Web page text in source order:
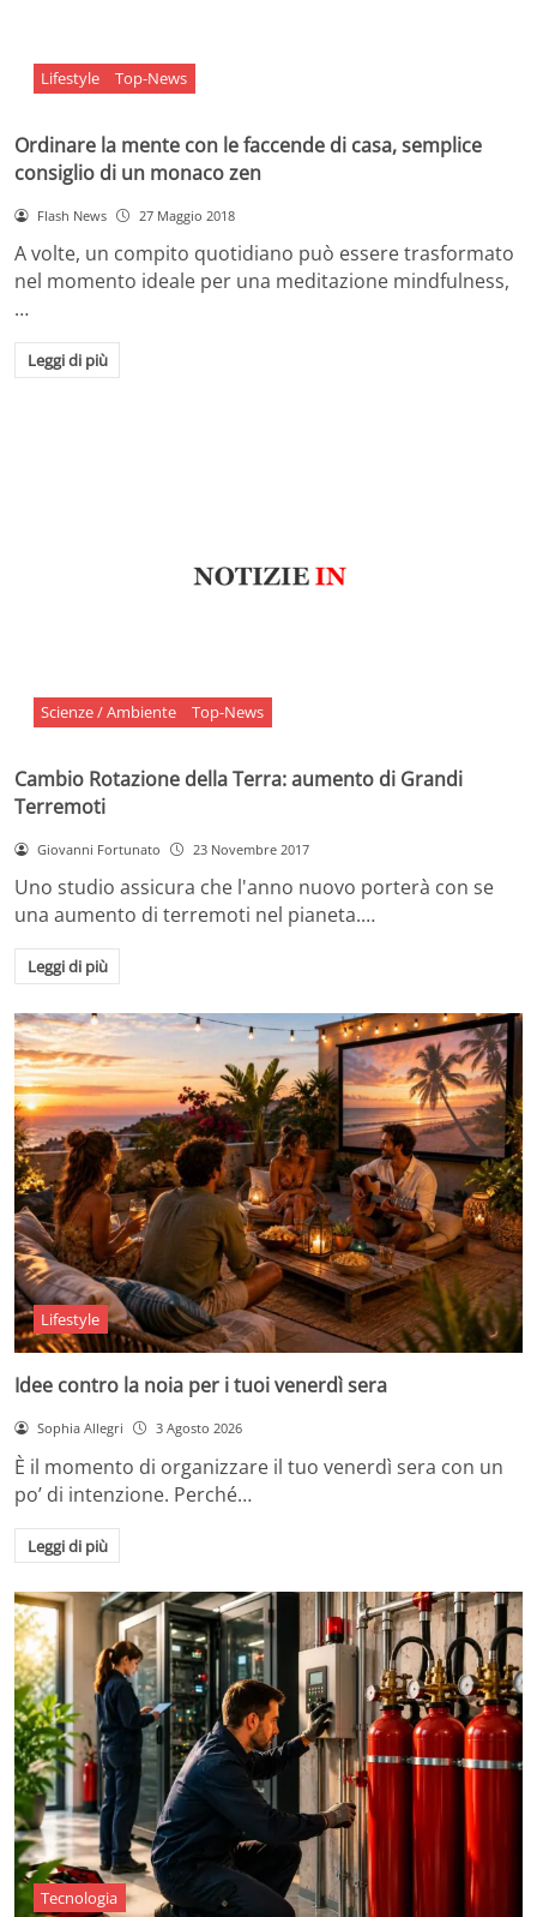
Lifestyle Top-News
Ordinare la mente con le faccende di casa, semplice
consiglio di un monaco zen
Flash News 27 Maggio 2018
A volte, un compito quotidiano può essere trasformato
nel momento ideale per una meditazione mindfulness,
…
Leggi di più
Scienze / Ambiente Top-News
Cambio Rotazione della Terra: aumento di Grandi
Terremoti
Giovanni Fortunato 23 Novembre 2017
Uno studio assicura che l'anno nuovo porterà con se
una aumento di terremoti nel pianeta.…
Leggi di più
Lifestyle
Idee contro la noia per i tuoi venerdì sera
Sophia Allegri 3 Agosto 2026
È il momento di organizzare il tuo venerdì sera con un
po’ di intenzione. Perché…
Leggi di più
Tecnologia